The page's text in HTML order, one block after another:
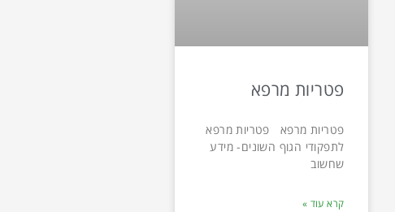
פטריות מרפא
פטריות מרפא פטריות מרפא
לתפקודי הגוף השונים- מידע
שחשוב
קרא עוד »